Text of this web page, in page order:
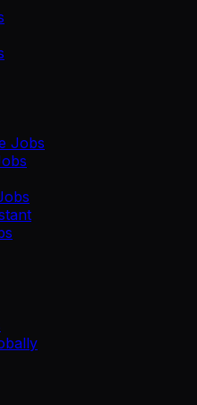
Jobs